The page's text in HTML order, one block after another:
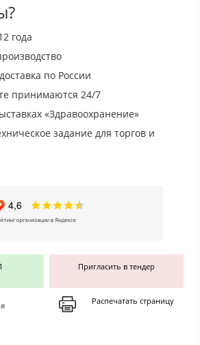
года
по России
принимаются 24/7
«Здравоохранение»
задание для торгов и
Пригласить в тендер
Распечатать страницу